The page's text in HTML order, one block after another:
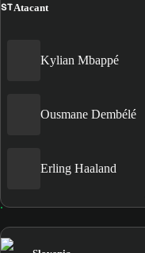
STAtacant
Kylian Mbappé
Ousmane Dembélé
Erling Haaland